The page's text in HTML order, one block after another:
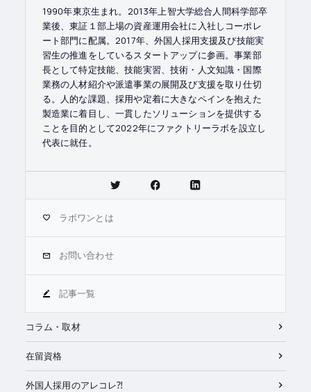
1990年東京生まれ。2013年上智大学総合人間科学部卒
業後、東証１部上場の資産運用会社に入社しコーポレ
ート部門に配属。2017年、外国人採用支援及び技能実
習生の推進をしているスタートアップに参画。事業部
長として特定技能、技能実習、技術・人文知識・国際
業務の人材紹介や派遣事業の展開及び支援を取り仕切
る。人的な課題、採用や定着に大きなペインを抱えた
製造業に着目し、一貫したソリューションを提供する
ことを目的として2022年にファクトリーラボを設立し
代表に就任。
ラボワンとは
お問い合わせ
記事一覧
コラム・取材
在留資格
外国人採用のアレコレ⁈